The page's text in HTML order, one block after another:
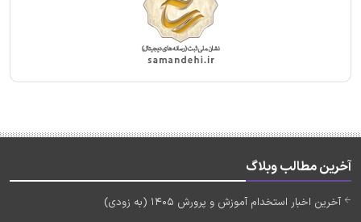
آخرین مطالب وبلاگ
آخرین اخبار استخدام آموزش و پرورش 1405 (به زودی)